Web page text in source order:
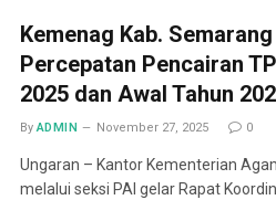
Kemenag Kab.
Percepatan Pencairan
2025 dan Awal Tahun
By ADMIN November 27, 2025 0
Ungaran – Kantor Kementerian
melalui seksi PAI gelar Rapat